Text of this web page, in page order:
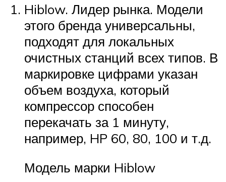
Hiblow. Лидер рынка. Модели
этого бренда универсальны,
подходят для локальных
очистных станций всех типов. В
маркировке цифрами указан
объем воздуха, который
компрессор способен
перекачать за 1 минуту,
например, HP 60, 80, 100 и т.д.
Модель марки Hiblow